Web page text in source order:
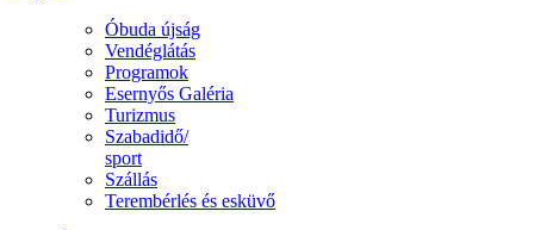
Óbuda újság
Vendéglátás
Programok
Esernyős Galéria
Turizmus
Szabadidő/
sport
Szállás
Terembérlés és esküvő